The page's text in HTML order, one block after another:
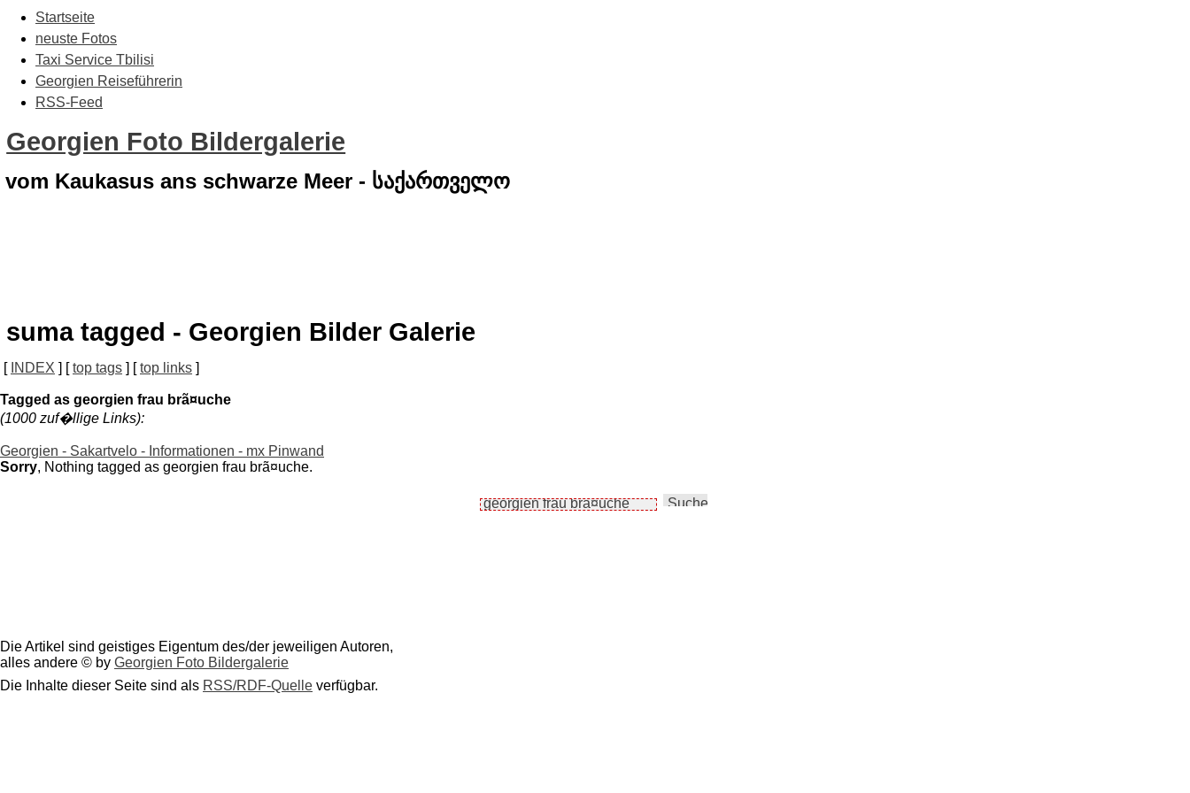
Startseite
neuste Fotos
Taxi Service Tbilisi
Georgien Reiseführerin
RSS-Feed
Georgien Foto Bildergalerie
vom Kaukasus ans schwarze Meer - საქართველო
suma tagged - Georgien Bilder Galerie
[ INDEX ] [top tags ] [top links ]
Tagged as georgien frau brã¤uche
(1000 zuf�llige Links):
Georgien - Sakartvelo - Informationen - mx Pinwand
Sorry, Nothing tagged as georgien frau brã¤uche.
Die Artikel sind geistiges Eigentum des/der jeweiligen Autoren,
alles andere © by Georgien Foto Bildergalerie
Die Inhalte dieser Seite sind als RSS/RDF-Quelle verfügbar.